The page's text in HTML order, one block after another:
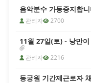
: 054-779-8729
경주 라원입니다.
내드리니 이용에
에 따라 8월 3일(
음악분수 가동중지합
관리자
2700
11월 27일(토) - 낭만
관리자
2216
동궁원 기간제근로자